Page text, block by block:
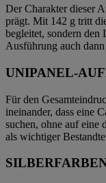
Der Charakter dieser
prägt. Mit 142 g tritt
begleitet, sondern den
Ausführung auch
UNIPANEL-
Für den
ineinander, dass eine
suchen, ohne auf
als wichtiger